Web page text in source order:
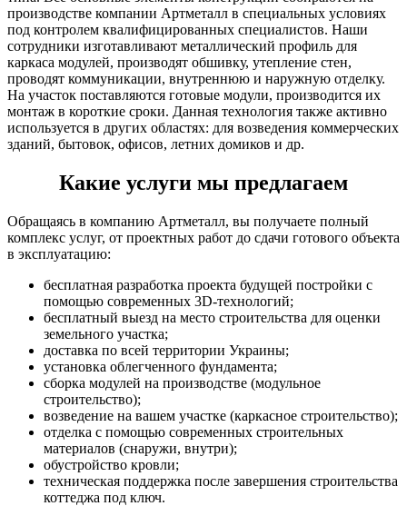
производстве компании Артметалл в специальных условиях
под контролем квалифицированных специалистов. Наши
сотрудники изготавливают металлический профиль для
каркаса модулей, производят обшивку, утепление стен,
проводят коммуникации, внутреннюю и наружную отделку.
На участок поставляются готовые модули, производится их
монтаж в короткие сроки. Данная технология также активно
используется в других областях: для возведения коммерческих
зданий, бытовок, офисов, летних домиков и др.
Какие услуги мы предлагаем
Обращаясь в компанию Артметалл, вы получаете полный
комплекс услуг, от проектных работ до сдачи готового объекта
в эксплуатацию:
бесплатная разработка проекта будущей постройки с
помощью современных 3D-технологий;
бесплатный выезд на место строительства для оценки
земельного участка;
доставка по всей территории Украины;
установка облегченного фундамента;
сборка модулей на производстве (модульное
строительство);
возведение на вашем участке (каркасное строительство);
отделка с помощью современных строительных
материалов (снаружи, внутри);
обустройство кровли;
техническая поддержка после завершения строительства
коттеджа под ключ.